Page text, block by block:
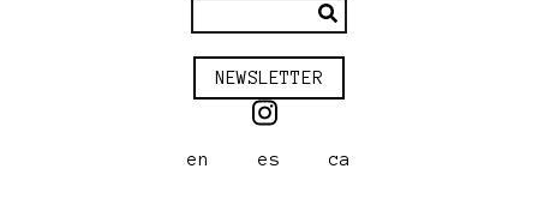
NEWSLETTER
en es ca